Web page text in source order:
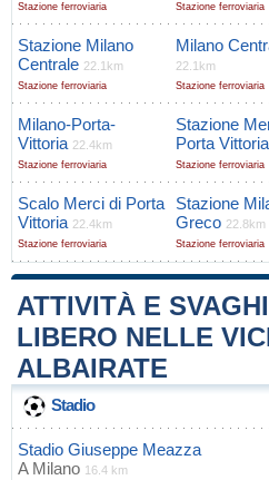
Stazione ferroviaria Stazione ferroviaria
Stazione Milano
Centrale 22.1km
Stazione ferroviaria
Milano
22.1km
Stazione ferroviaria
Milano-Porta-
Vittoria 22.4km
Stazione ferroviaria
Stazione
Porta Vittoria
Stazione ferroviaria
Scalo Merci di Porta
Vittoria 22.4km
Stazione ferroviaria
Stazione
Greco 22.8km
Stazione ferroviaria
ATTIVITÀ E
LIBERO NELLE
ALBAIRATE
Stadio
Stadio Giuseppe Meazza
A Milano 16.4 km